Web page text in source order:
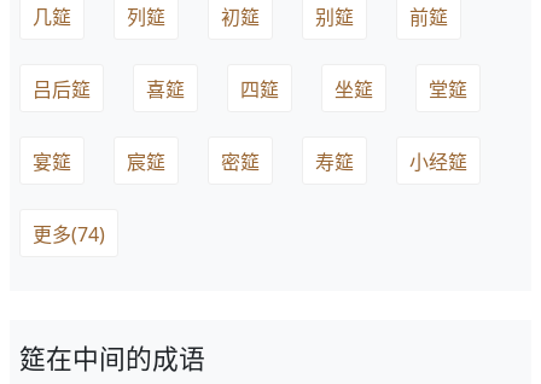
几筵 列筵 初筵 别筵 前筵
吕后筵 喜筵 四筵 坐筵 堂筵
宴筵 宸筵 密筵 寿筵 小经筵
更多(74)
筵在中间的成语